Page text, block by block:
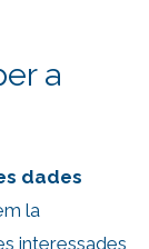
a
dades
la
interessades